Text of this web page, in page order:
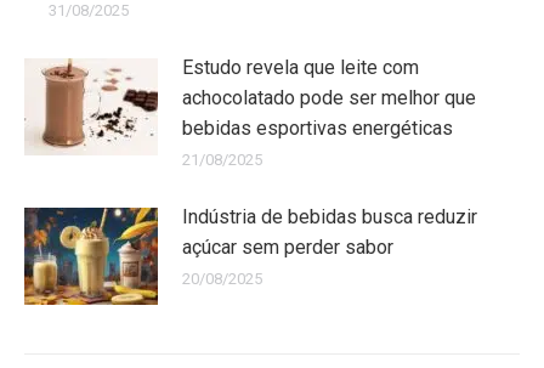
31/08/2025
Estudo revela que leite com
achocolatado pode ser melhor que
bebidas esportivas energéticas
21/08/2025
Indústria de bebidas busca reduzir
açúcar sem perder sabor
20/08/2025